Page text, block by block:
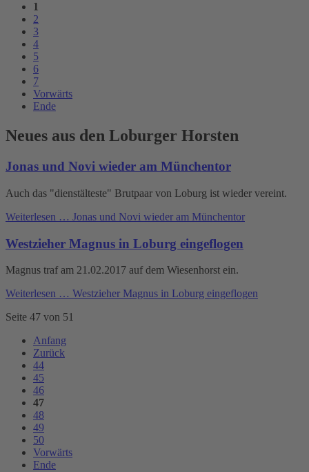
1
2
3
4
5
6
7
Vorwärts
Ende
Neues aus den Loburger Horsten
Jonas und Novi wieder am Münchentor
Auch das "dienstälteste" Brutpaar von Loburg ist wieder vereint.
Weiterlesen … Jonas und Novi wieder am Münchentor
Westzieher Magnus in Loburg eingeflogen
Magnus traf am 21.02.2017 auf dem Wiesenhorst ein.
Weiterlesen … Westzieher Magnus in Loburg eingeflogen
Seite 47 von 51
Anfang
Zurück
44
45
46
47
48
49
50
Vorwärts
Ende